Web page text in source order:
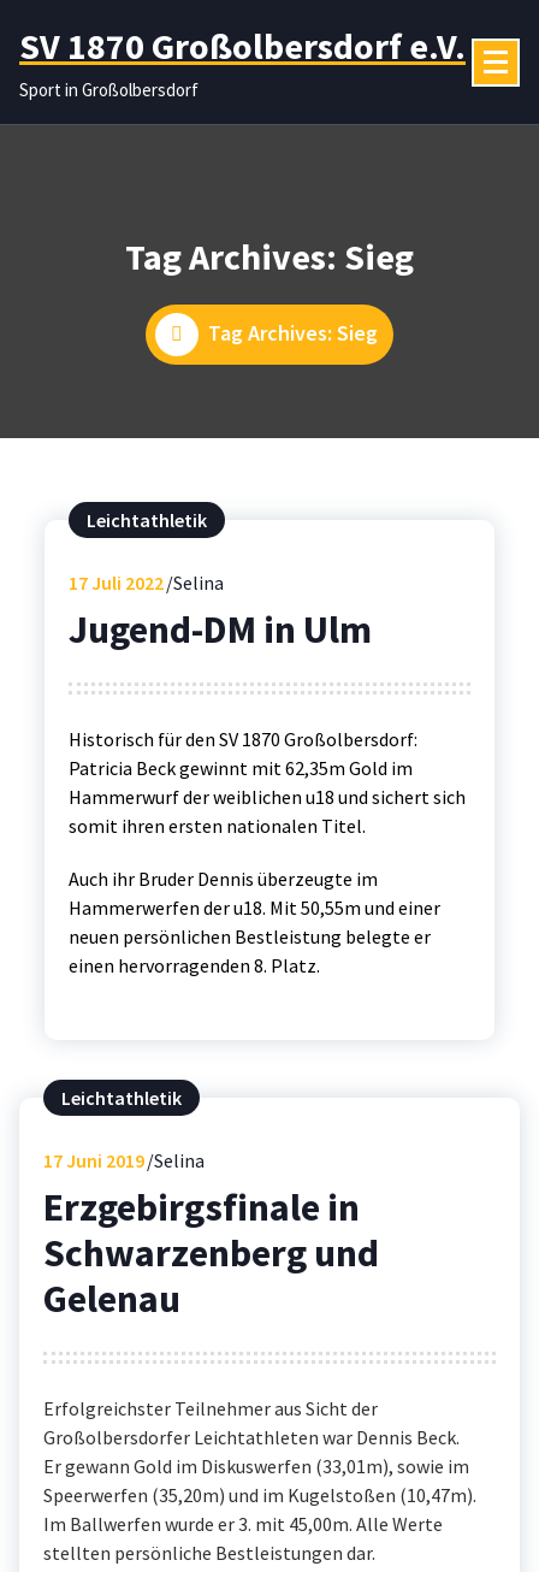
Inhalt
springen
SV 1870 Großolbersdorf e.V.
Sport in Großolbersdorf
Tag Archives: Sieg
Tag Archives: Sieg
Leichtathletik
17Juli 2022 Selina
Jugend-DM in Ulm
Historisch für den SV 1870 Großolbersdorf:
Patricia Beck gewinnt mit 62,35m Gold im
Hammerwurf der weiblichen u18 und sichert sich
somit ihren ersten nationalen Titel.
Auch ihr Bruder Dennis überzeugte im
Hammerwerfen der u18. Mit 50,55m und einer
neuen persönlichen Bestleistung belegte er
einen hervorragenden 8. Platz.
Leichtathletik
17Juni 2019 Selina
Erzgebirgsfinale in
Schwarzenberg und
Gelenau
Erfolgreichster Teilnehmer aus Sicht der
Großolbersdorfer Leichtathleten war Dennis Beck.
Er gewann Gold im Diskuswerfen (33,01m), sowie im
Speerwerfen (35,20m) und im Kugelstoßen (10,47m).
Im Ballwerfen wurde er 3. mit 45,00m. Alle Werte
stellten persönliche Bestleistungen dar.